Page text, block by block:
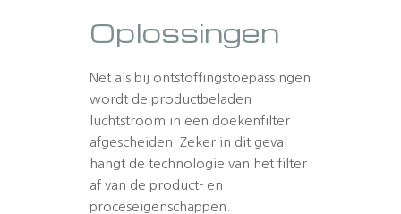
Oplossingen
Net als bij ontstoffingstoepassingen
wordt de productbeladen
luchtstroom in een doekenfilter
afgescheiden. Zeker in dit geval
hangt de technologie van het filter
af van de product- en
proceseigenschappen.